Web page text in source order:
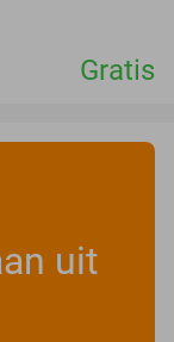
Gratis
uit